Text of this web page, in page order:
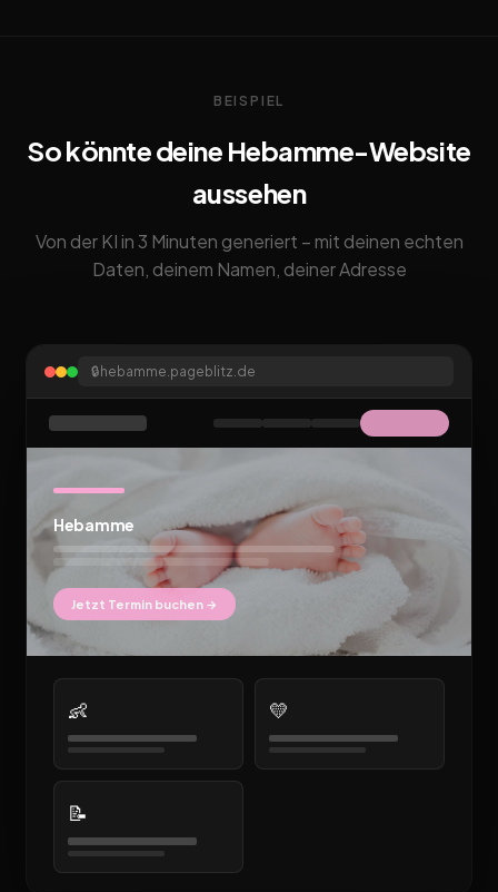
BEISPIEL
So könnte deine Hebamme-Website
aussehen
Von der KI in 3 Minuten generiert – mit deinen echten
Daten, deinem Namen, deiner Adresse
🔒 hebamme.pageblitz.de
Hebamme
Jetzt Termin buchen →
👶 💛
📝